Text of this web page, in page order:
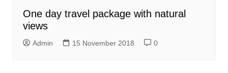
One day travel package with natural
views
Admin 15 November 2018 0